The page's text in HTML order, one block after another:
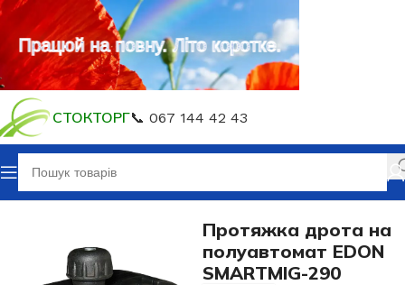
СТОКТОРГ📞 067 144 42 43
Головна Запасні частини
Протяжка дрота на
полуавтомат EDON
SMARTMIG-290
Працюй на повну. Літо коротке.